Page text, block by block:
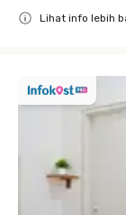
Lihat info lebih